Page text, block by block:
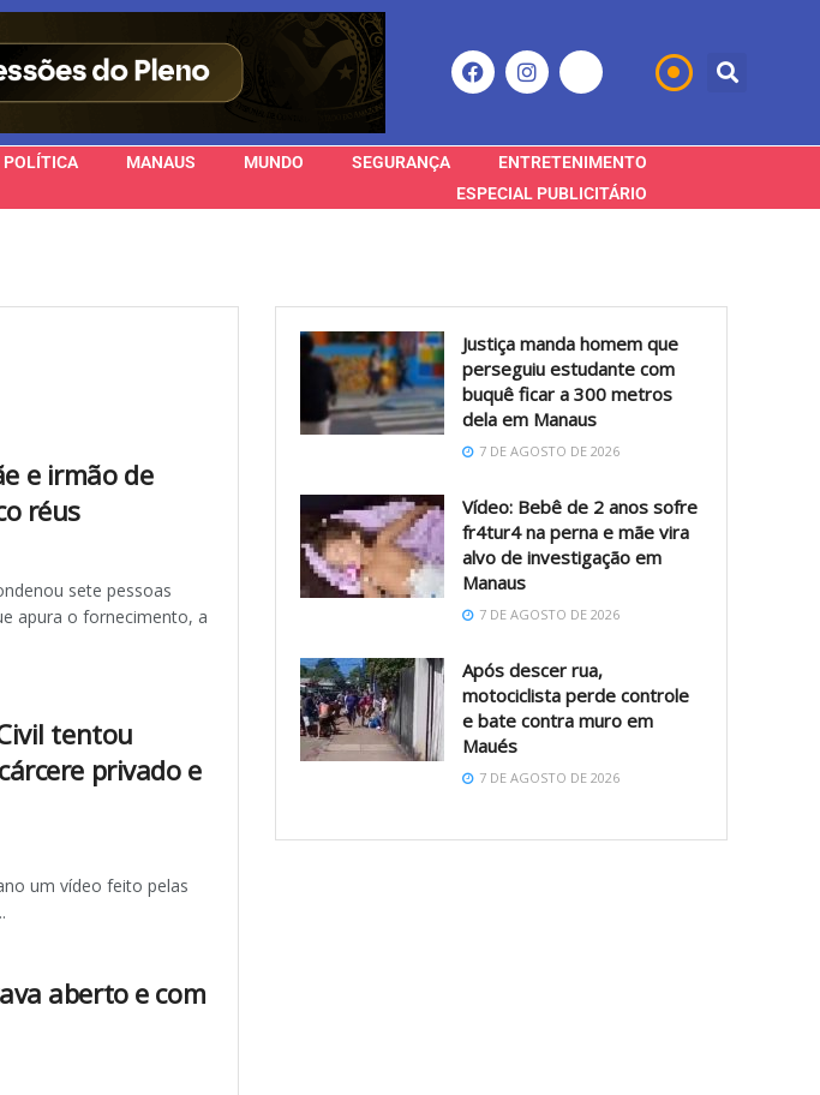
POLÍTICA MANAUS MUNDO SEGURANÇA
ENTRETENIMENTO
ESPECIAL PUBLICITÁRIO
e irmão de
réus
sete pessoas
apura o fornecimento, a
tentou
privado e
um vídeo feito pelas
aberto e com
Justiça manda homem que
perseguiu estudante com
buquê ficar a 300 metros
dela em Manaus
7 DE AGOSTO DE 2026
Vídeo: Bebê de 2 anos sofre
fr4tur4 na perna e mãe vira
alvo de investigação em
Manaus
7 DE AGOSTO DE 2026
Após descer rua,
motociclista perde controle
e bate contra muro em
Maués
7 DE AGOSTO DE 2026